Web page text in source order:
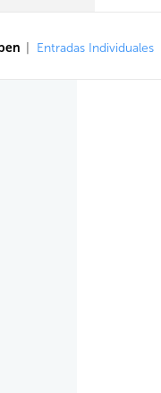
Entradas Individuales